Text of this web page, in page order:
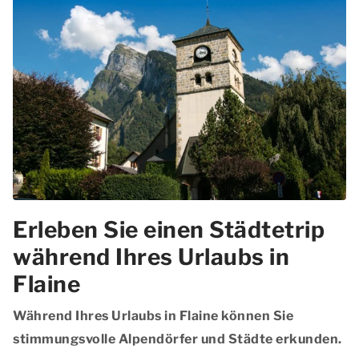
Erleben Sie einen Städtetrip
während Ihres Urlaubs in
Flaine
Während Ihres Urlaubs in Flaine können Sie
stimmungsvolle Alpendörfer und Städte erkunden.